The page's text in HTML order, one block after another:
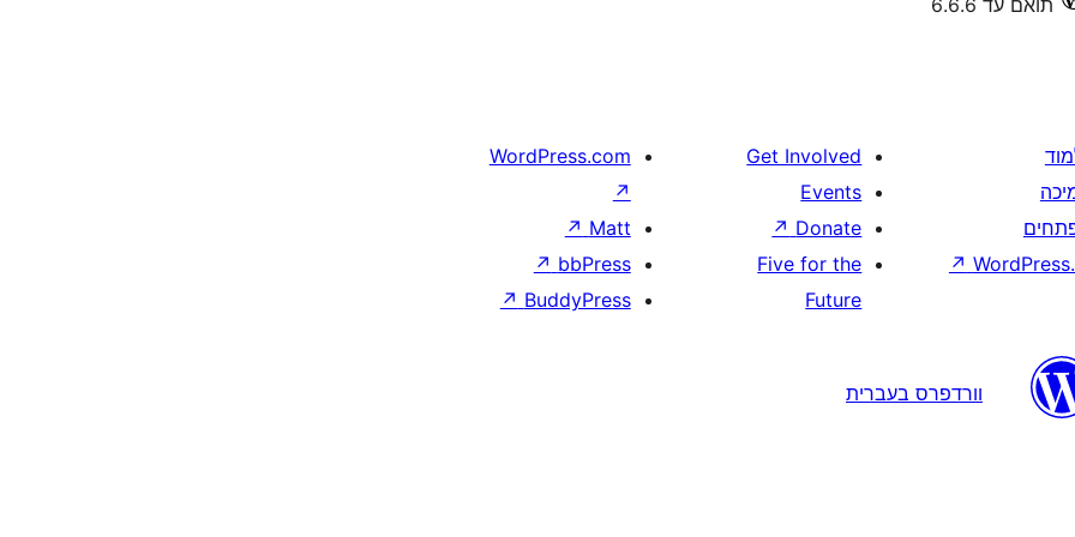
תואם עד 6.6.6
↗
Get Involved
Events
Donate
↗
Five for the
Future
WordPress.com
↗
Matt
↗
bbPress
↗
BuddyPress
↗
וורדפרס בעברית